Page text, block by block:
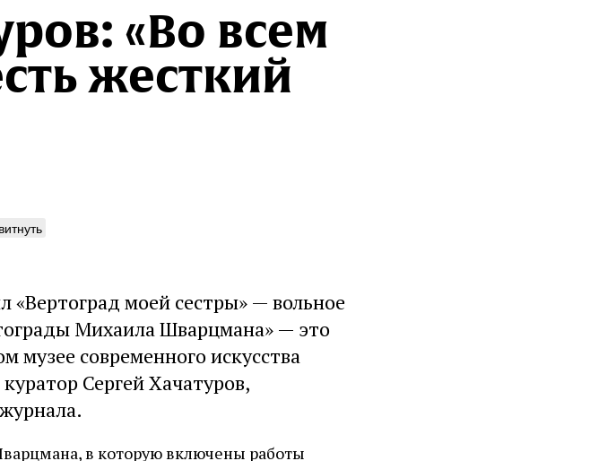
«Во всем
жесткий
моей сестры» — вольное
Михаила Шварцмана» — это
музее современного искусства
Сергей Хачатуров,
в которую включены работы